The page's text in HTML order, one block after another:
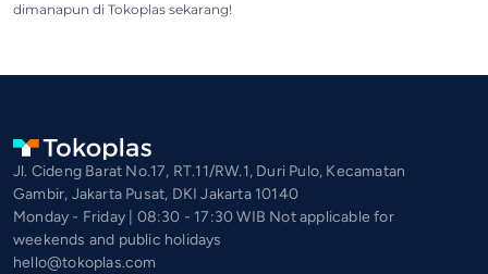
dimanapun di Tokoplas sekarang!
Jl. Cideng Barat No.17, RT.11/RW.1, Duri Pulo, Kecamatan
Gambir, Jakarta Pusat, DKI Jakarta 10140
Monday - Friday | 08:30 - 17:30 WIB Not applicable for
weekends and public holidays
hello@tokoplas.com